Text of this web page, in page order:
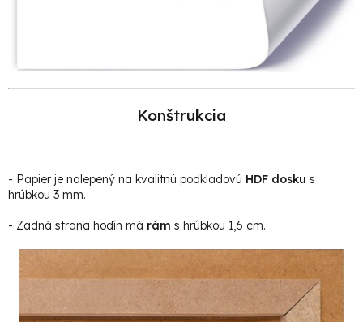
Konštrukcia
- Papier je nalepený na kvalitnú podkladovú HDF dosku s
hrúbkou 3 mm.
- Zadná strana hodín má rám s hrúbkou 1,6 cm.